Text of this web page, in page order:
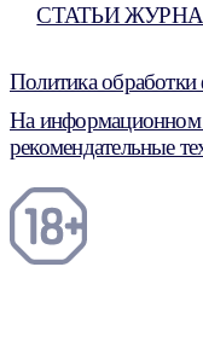
СТАТЬИ
Политика
На информационном
рекомендательные